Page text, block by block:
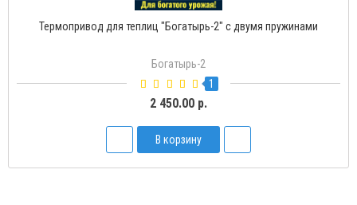
Термопривод для теплиц "Богатырь-2" с двумя пружинами
Богатырь-2
1
2 450.00 р.
В корзину